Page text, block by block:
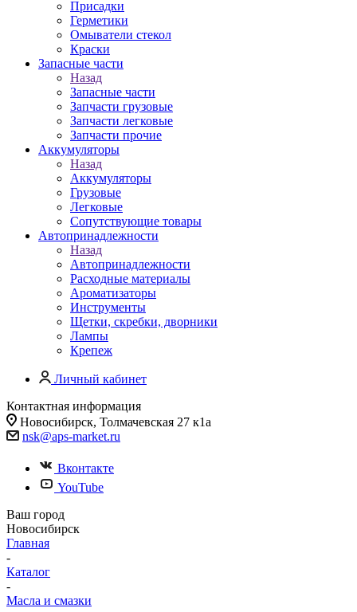
Присадки
Герметики
Омыватели стекол
Краски
Запасные части
Назад
Запасные части
Запчасти грузовые
Запчасти легковые
Запчасти прочие
Аккумуляторы
Назад
Аккумуляторы
Грузовые
Легковые
Сопутствующие товары
Автопринадлежности
Назад
Автопринадлежности
Расходные материалы
Ароматизаторы
Инструменты
Щетки, скребки, дворники
Лампы
Крепеж
Личный кабинет
Контактная информация
Новосибирск, Толмачевская 27 к1а
nsk@aps-market.ru
Вконтакте
YouTube
Ваш город
Новосибирск
Главная
-
Каталог
-
Масла и смазки